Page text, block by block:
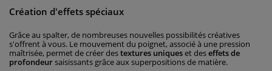
Création d'effets spéciaux
Grâce au spalter, de nombreuses nouvelles possibilités créatives
s'offrent à vous. Le mouvement du poignet, associé à une pression
maîtrisée, permet de créer destextures uniqueset deseffets de
profondeursaisissants grâce aux superpositions de matière.